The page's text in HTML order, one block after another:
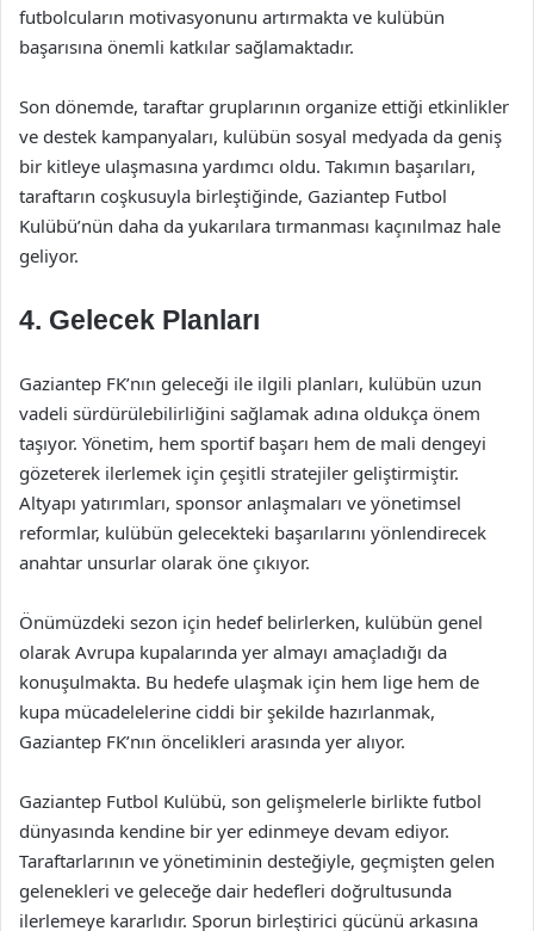
futbolcuların motivasyonunu artırmakta ve kulübün
başarısına önemli katkılar sağlamaktadır.
Son dönemde, taraftar gruplarının organize ettiği etkinlikler
ve destek kampanyaları, kulübün sosyal medyada da geniş
bir kitleye ulaşmasına yardımcı oldu. Takımın başarıları,
taraftarın coşkusuyla birleştiğinde, Gaziantep Futbol
Kulübü’nün daha da yukarılara tırmanması kaçınılmaz hale
geliyor.
4. Gelecek Planları
Gaziantep FK’nın geleceği ile ilgili planları, kulübün uzun
vadeli sürdürülebilirliğini sağlamak adına oldukça önem
taşıyor. Yönetim, hem sportif başarı hem de mali dengeyi
gözeterek ilerlemek için çeşitli stratejiler geliştirmiştir.
Altyapı yatırımları, sponsor anlaşmaları ve yönetimsel
reformlar, kulübün gelecekteki başarılarını yönlendirecek
anahtar unsurlar olarak öne çıkıyor.
Önümüzdeki sezon için hedef belirlerken, kulübün genel
olarak Avrupa kupalarında yer almayı amaçladığı da
konuşulmakta. Bu hedefe ulaşmak için hem lige hem de
kupa mücadelelerine ciddi bir şekilde hazırlanmak,
Gaziantep FK’nın öncelikleri arasında yer alıyor.
Gaziantep Futbol Kulübü, son gelişmelerle birlikte futbol
dünyasında kendine bir yer edinmeye devam ediyor.
Taraftarlarının ve yönetiminin desteğiyle, geçmişten gelen
gelenekleri ve geleceğe dair hedefleri doğrultusunda
ilerlemeye kararlıdır. Sporun birleştirici gücünü arkasına